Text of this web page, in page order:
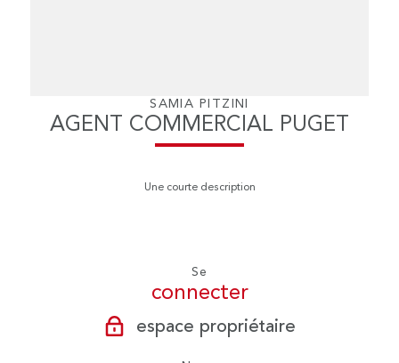
SAMIA PITZINI
AGENT COMMERCIAL PUGET
Une courte description
Se
connecter
espace propriétaire